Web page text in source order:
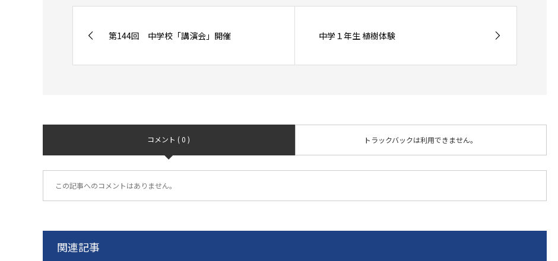
第144回 中学校「講演会」開催 中学１年生 植樹体験
コメント ( 0 ) トラックバックは利用できません。
この記事へのコメントはありません。
関連記事